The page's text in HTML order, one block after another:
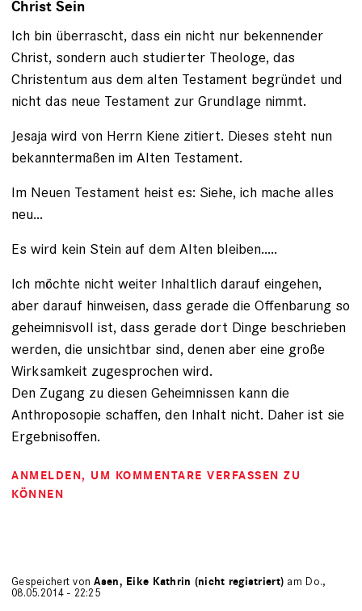
Christ Sein
Ich bin überrascht, dass ein nicht nur bekennender
Christ, sondern auch studierter Theologe, das
Christentum aus dem alten Testament begründet und
nicht das neue Testament zur Grundlage nimmt.
Jesaja wird von Herrn Kiene zitiert. Dieses steht nun
bekanntermaßen im Alten Testament.
Im Neuen Testament heist es: Siehe, ich mache alles
neu...
Es wird kein Stein auf dem Alten bleiben.....
Ich möchte nicht weiter Inhaltlich darauf eingehen,
aber darauf hinweisen, dass gerade die Offenbarung so
geheimnisvoll ist, dass gerade dort Dinge beschrieben
werden, die unsichtbar sind, denen aber eine große
Wirksamkeit zugesprochen wird.
Den Zugang zu diesen Geheimnissen kann die
Anthroposopie schaffen, den Inhalt nicht. Daher ist sie
Ergebnisoffen.
ANMELDEN, UM KOMMENTARE VERFASSEN ZU
KÖNNEN
Gespeichert vonAsen, Eike Kathrin (nicht registriert) am Do.,
08.05.2014 - 22:25